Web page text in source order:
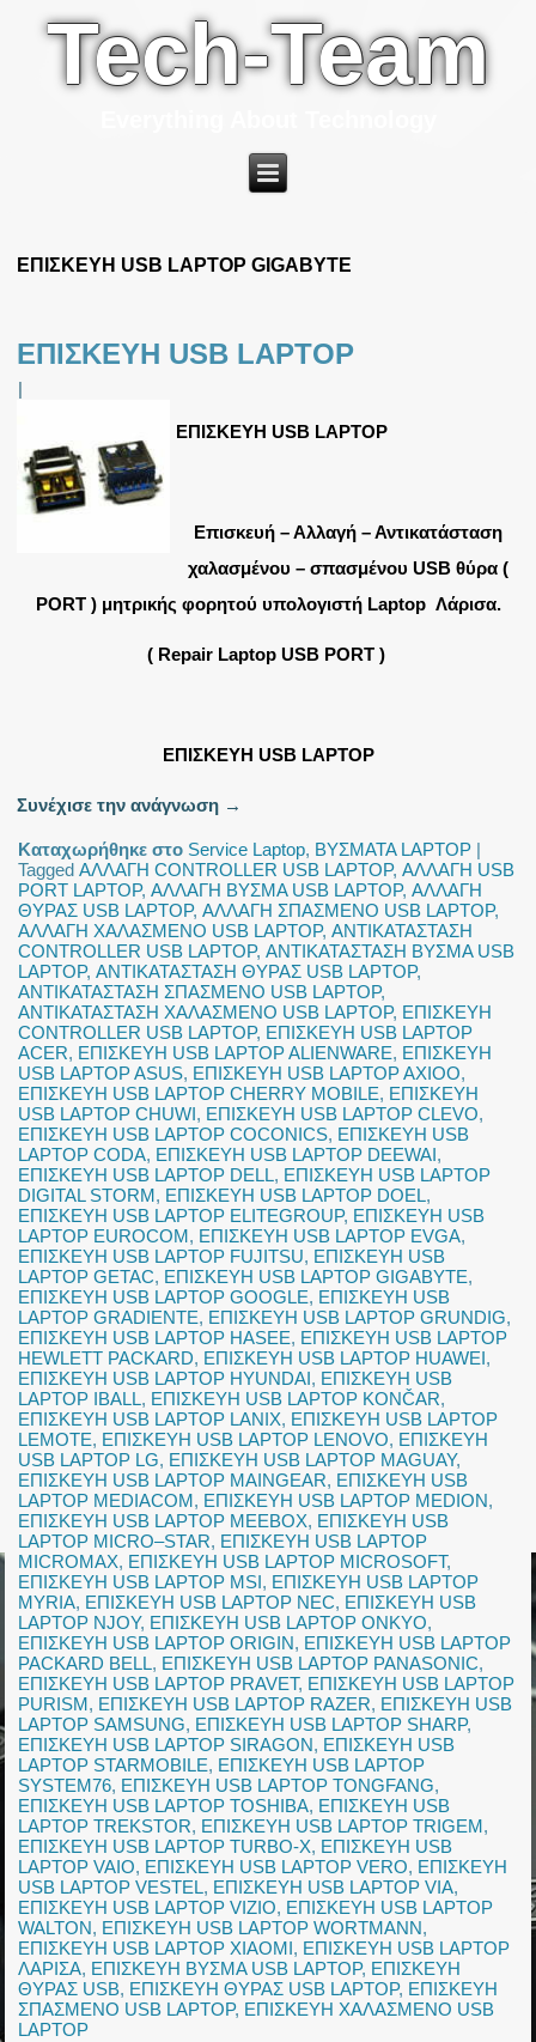
Tech-Team
ΕΠΙΣΚΕΥΗ USB LAPTOP GIGABYTE
ΕΠΙΣΚΕΥΗ USB LAPTOP
|
ΕΠΙΣΚΕΥΗ USB LAPTOP
Επισκευή – Αλλαγή – Αντικατάσταση
χαλασμένου – σπασμένου USB θύρα (
PORT ) μητρικής φορητού υπολογιστή Laptop Λάρισα.
( Repair Laptop USB PORT )
ΕΠΙΣΚΕΥΗ USB LAPTOP
Συνέχισε την ανάγνωση →
Καταχωρήθηκε στο Service Laptop, ΒΥΣΜΑΤΑ LAPTOP |
Tagged ΑΛΛΑΓΗ CONTROLLER USB LAPTOP,ΑΛΛΑΓΗ USB
PORT LAPTOP,ΑΛΛΑΓΗ ΒΥΣΜΑ USB LAPTOP,ΑΛΛΑΓΗ
ΘΥΡΑΣ USB LAPTOP,ΑΛΛΑΓΗ ΣΠΑΣΜΕΝΟ USB LAPTOP,
ΑΛΛΑΓΗ ΧΑΛΑΣΜΕΝΟ USB LAPTOP,ΑΝΤΙΚΑΤΑΣΤΑΣΗ
CONTROLLER USB LAPTOP,ΑΝΤΙΚΑΤΑΣΤΑΣΗ ΒΥΣΜΑ USB
LAPTOP,ΑΝΤΙΚΑΤΑΣΤΑΣΗ ΘΥΡΑΣ USB LAPTOP,
ΑΝΤΙΚΑΤΑΣΤΑΣΗ ΣΠΑΣΜΕΝΟ USB LAPTOP,
ΑΝΤΙΚΑΤΑΣΤΑΣΗ ΧΑΛΑΣΜΕΝΟ USB LAPTOP, ΕΠΙΣΚΕΥΗ
CONTROLLER USB LAPTOP, ΕΠΙΣΚΕΥΗ USB LAPTOP
ACER, ΕΠΙΣΚΕΥΗ USB LAPTOP ALIENWARE, ΕΠΙΣΚΕΥΗ
USB LAPTOP ASUS, ΕΠΙΣΚΕΥΗ USB LAPTOP AXIOO,
ΕΠΙΣΚΕΥΗ USB LAPTOP CHERRY MOBILE, ΕΠΙΣΚΕΥΗ
USB LAPTOP CHUWI, ΕΠΙΣΚΕΥΗ USB LAPTOP CLEVO,
ΕΠΙΣΚΕΥΗ USB LAPTOP COCONICS, ΕΠΙΣΚΕΥΗ USB
LAPTOP CODA, ΕΠΙΣΚΕΥΗ USB LAPTOP DEEWAI,
ΕΠΙΣΚΕΥΗ USB LAPTOP DELL, ΕΠΙΣΚΕΥΗ USB LAPTOP
DIGITAL STORM, ΕΠΙΣΚΕΥΗ USB LAPTOP DOEL,
ΕΠΙΣΚΕΥΗ USB LAPTOP ELITEGROUP, ΕΠΙΣΚΕΥΗ USB
LAPTOP EUROCOM, ΕΠΙΣΚΕΥΗ USB LAPTOP EVGA,
ΕΠΙΣΚΕΥΗ USB LAPTOP FUJITSU, ΕΠΙΣΚΕΥΗ USB
LAPTOP GETAC, ΕΠΙΣΚΕΥΗ USB LAPTOP GIGABYTE,
ΕΠΙΣΚΕΥΗ USB LAPTOP GOOGLE, ΕΠΙΣΚΕΥΗ USB
LAPTOP GRADIENTE, ΕΠΙΣΚΕΥΗ USB LAPTOP GRUNDIG,
ΕΠΙΣΚΕΥΗ USB LAPTOP HASEE, ΕΠΙΣΚΕΥΗ USB LAPTOP
HEWLETT PACKARD, ΕΠΙΣΚΕΥΗ USB LAPTOP HUAWEI,
ΕΠΙΣΚΕΥΗ USB LAPTOP HYUNDAI, ΕΠΙΣΚΕΥΗ USB
LAPTOP IBALL, ΕΠΙΣΚΕΥΗ USB LAPTOP KONČAR,
ΕΠΙΣΚΕΥΗ USB LAPTOP LANIX, ΕΠΙΣΚΕΥΗ USB LAPTOP
LEMOTE, ΕΠΙΣΚΕΥΗ USB LAPTOP LENOVO, ΕΠΙΣΚΕΥΗ
USB LAPTOP LG, ΕΠΙΣΚΕΥΗ USB LAPTOP MAGUAY,
ΕΠΙΣΚΕΥΗ USB LAPTOP MAINGEAR, ΕΠΙΣΚΕΥΗ USB
LAPTOP MEDIACOM, ΕΠΙΣΚΕΥΗ USB LAPTOP MEDION,
ΕΠΙΣΚΕΥΗ USB LAPTOP MEEBOX, ΕΠΙΣΚΕΥΗ USB
LAPTOP MICRO–STAR, ΕΠΙΣΚΕΥΗ USB LAPTOP
MICROMAX, ΕΠΙΣΚΕΥΗ USB LAPTOP MICROSOFT,
ΕΠΙΣΚΕΥΗ USB LAPTOP MSI, ΕΠΙΣΚΕΥΗ USB LAPTOP
MYRIA, ΕΠΙΣΚΕΥΗ USB LAPTOP NEC, ΕΠΙΣΚΕΥΗ USB
LAPTOP NJOY, ΕΠΙΣΚΕΥΗ USB LAPTOP ONKYO,
ΕΠΙΣΚΕΥΗ USB LAPTOP ORIGIN, ΕΠΙΣΚΕΥΗ USB LAPTOP
PACKARD BELL, ΕΠΙΣΚΕΥΗ USB LAPTOP PANASONIC,
ΕΠΙΣΚΕΥΗ USB LAPTOP PRAVET, ΕΠΙΣΚΕΥΗ USB LAPTOP
PURISM, ΕΠΙΣΚΕΥΗ USB LAPTOP RAZER, ΕΠΙΣΚΕΥΗ USB
LAPTOP SAMSUNG, ΕΠΙΣΚΕΥΗ USB LAPTOP SHARP,
ΕΠΙΣΚΕΥΗ USB LAPTOP SIRAGON, ΕΠΙΣΚΕΥΗ USB
LAPTOP STARMOBILE, ΕΠΙΣΚΕΥΗ USB LAPTOP
SYSTEM76, ΕΠΙΣΚΕΥΗ USB LAPTOP TONGFANG,
ΕΠΙΣΚΕΥΗ USB LAPTOP TOSHIBA, ΕΠΙΣΚΕΥΗ USB
LAPTOP TREKSTOR, ΕΠΙΣΚΕΥΗ USB LAPTOP TRIGEM,
ΕΠΙΣΚΕΥΗ USB LAPTOP TURBO-X, ΕΠΙΣΚΕΥΗ USB
LAPTOP VAIO, ΕΠΙΣΚΕΥΗ USB LAPTOP VERO, ΕΠΙΣΚΕΥΗ
USB LAPTOP VESTEL, ΕΠΙΣΚΕΥΗ USB LAPTOP VIA,
ΕΠΙΣΚΕΥΗ USB LAPTOP VIZIO, ΕΠΙΣΚΕΥΗ USB LAPTOP
WALTON, ΕΠΙΣΚΕΥΗ USB LAPTOP WORTMANN,
ΕΠΙΣΚΕΥΗ USB LAPTOP XIAOMI, ΕΠΙΣΚΕΥΗ USB LAPTOP
ΛΑΡΙΣΑ, ΕΠΙΣΚΕΥΗ ΒΥΣΜΑ USB LAPTOP, ΕΠΙΣΚΕΥΗ
ΘΥΡΑΣ USB, ΕΠΙΣΚΕΥΗ ΘΥΡΑΣ USB LAPTOP, ΕΠΙΣΚΕΥΗ
ΣΠΑΣΜΕΝΟ USB LAPTOP, ΕΠΙΣΚΕΥΗ ΧΑΛΑΣΜΕΝΟ USB
LAPTOP